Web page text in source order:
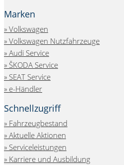
Marken
» Volkswagen
» Volkswagen Nutzfahrzeuge
» Audi Service
» ŠKODA Service
» SEAT Service
» e-Händler
Schnellzugriff
Fahrzeugbestand
Aktuelle Aktionen
Serviceleistungen
Karriere und Ausbildung